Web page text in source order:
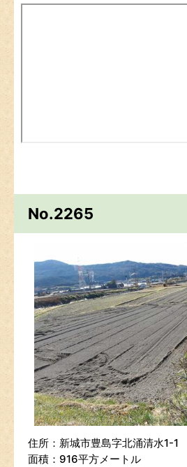
No.2265
住所：新城市豊島字北涌清水1-1
面積：916平方メートル